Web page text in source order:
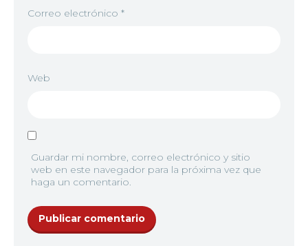
Correo electrónico *
Web
Guardar mi nombre, correo electrónico y sitio
web en este navegador para la próxima vez que
haga un comentario.